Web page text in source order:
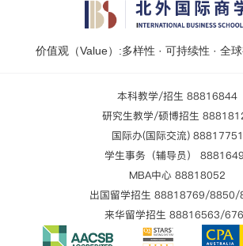
价值观（Value）:多样性 · 可持续性 · 全
本科教学/招生 88816844
研究生教学/硕博招生
国际办(国际交流) 88817751
学生事务（辅导员）
MBA中心 88818052
出国留学招生 88818769/8850/
来华留学招生 88816563/